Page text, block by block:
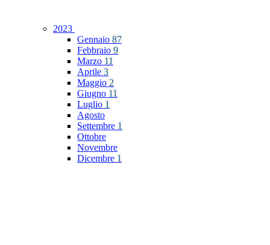
2023
Gennaio 87
Febbraio 9
Marzo 11
Aprile 3
Maggio 2
Giugno 11
Luglio 1
Agosto
Settembre 1
Ottobre
Novembre
Dicembre 1